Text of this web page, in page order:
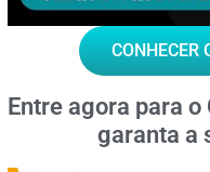
CONHECER
Entre agora para o
garanta a